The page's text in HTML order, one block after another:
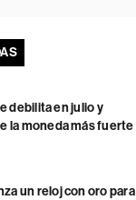
debilita en julio y
la moneda más fuerte
un reloj con oro para